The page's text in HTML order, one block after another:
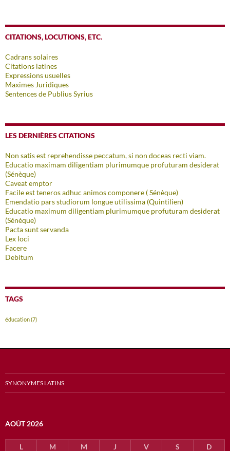
CITATIONS, LOCUTIONS, ETC.
Cadrans solaires
Citations latines
Expressions usuelles
Maximes Juridiques
Sentences de Publius Syrius
LES DERNIÈRES CITATIONS
Non satis est reprehendisse peccatum, si non doceas recti viam.
Educatio maximam diligentiam plurimumque profuturam desiderat
(Sénèque)
Caveat emptor
Facile est teneros adhuc animos componere ( Sénèque)
Emendatio pars studiorum longue utilissima (Quintilien)
Educatio maximum diligentiam plurimumque profuturam desiderat
(Sénèque)
Pacta sunt servanda
Lex loci
Facere
Debitum
TAGS
éducation(7)
SYNONYMES LATINS
AOÛT 2026
L M M J V S D